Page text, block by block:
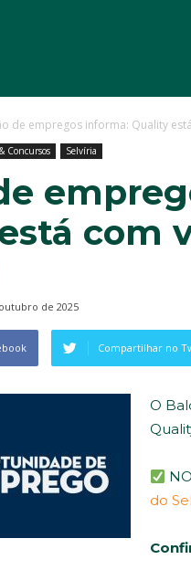
de empregos informa: Quality
Concursos Selvíria
com
de 2025
Compartilhar no
O
do